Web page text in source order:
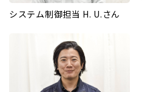
システム制御担当 H. U.さん